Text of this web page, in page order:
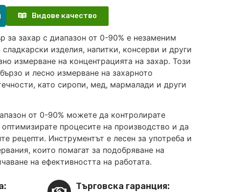
Видове качество
за захар с диапазон от 0-90% е незаменим
изделия, напитки, консерви и други
измерване на концентрацията на захар. Този
и лесно измерване на захарното
като сиропи, мед, мармалади и други
от 0-90% можете да контролирате
процесите на производство и да
рецепти. Инструментът е лесен за употреба и
които помагат за подобряване на
на ефективността на работата.
Търговска гаранция: